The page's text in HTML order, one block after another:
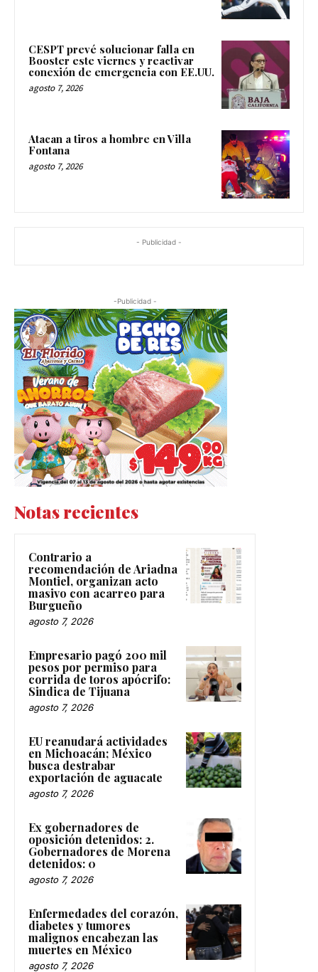
CESPT prevé solucionar falla en
Booster este viernes y reactivar
conexión de emergencia con EE.UU.
agosto 7, 2026
Atacan a tiros a hombre en Villa
Fontana
agosto 7, 2026
- Publicidad -
-Publicidad -
Notas recientes
Contrario a
recomendación de Ariadna
Montiel, organizan acto
masivo con acarreo para
Burgueño
agosto 7, 2026
Empresario pagó 200 mil
pesos por permiso para
corrida de toros apócrifo:
Sindica de Tijuana
agosto 7, 2026
EU reanudará actividades
en Michoacán; México
busca destrabar
exportación de aguacate
agosto 7, 2026
Ex gobernadores de
oposición detenidos: 2.
Gobernadores de Morena
detenidos: 0
agosto 7, 2026
Enfermedades del corazón,
diabetes y tumores
malignos encabezan las
muertes en México
agosto 7, 2026